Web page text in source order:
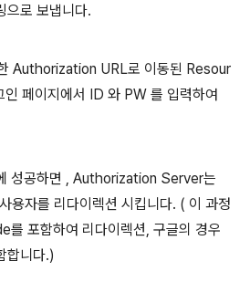
으로 보냅니다.
Authorization URL로 이동된 Resour
페이지에서 ID 와 PW 를 입력하여
성공하면 , Authorization Server는
용자를 리다이렉션 시킵니다. ( 이 과정
포함하여 리다이렉션, 구글의 경우
합니다.)